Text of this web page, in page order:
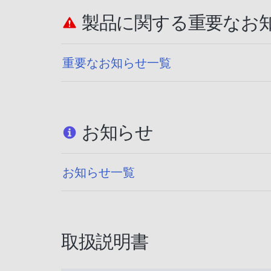
製品に関する重要なお
重要なお知らせ一覧
お知らせ
お知らせ一覧
取扱説明書